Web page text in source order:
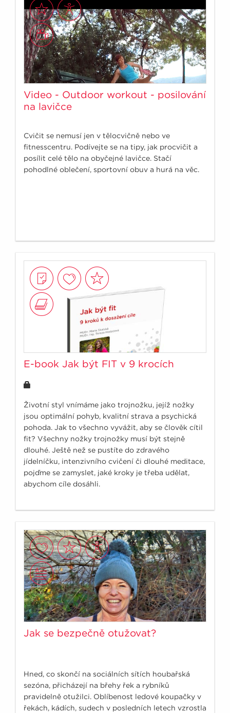
Video - Outdoor workout - posilování
na lavičce
Cvičit se nemusí jen v tělocvičně nebo ve
fitnesscentru. Podívejte se na tipy, jak procvičit a
posílit celé tělo na obyčejné lavičce. Stačí
pohodlné oblečení, sportovní obuv a hurá na věc.
E-book Jak být FIT v 9 krocích
Životní styl vnímáme jako trojnožku, jejíž nožky
jsou optimální pohyb, kvalitní strava a psychická
pohoda. Jak to všechno vyvážit, aby se člověk cítil
fit? Všechny nožky trojnožky musí být stejně
dlouhé. Ještě než se pustíte do zdravého
jídelníčku, intenzivního cvičení či dlouhé meditace,
pojďme se zamyslet, jaké kroky je třeba udělat,
abychom cíle dosáhli.
Jak se bezpečně otužovat?
Hned, co skončí na sociálních sítích houbařská
sezóna, přicházejí na břehy řek a rybníků
pravidelně otužilci. Oblíbenost ledové koupačky v
řekách, kádích, sudech v posledních letech vzrostla